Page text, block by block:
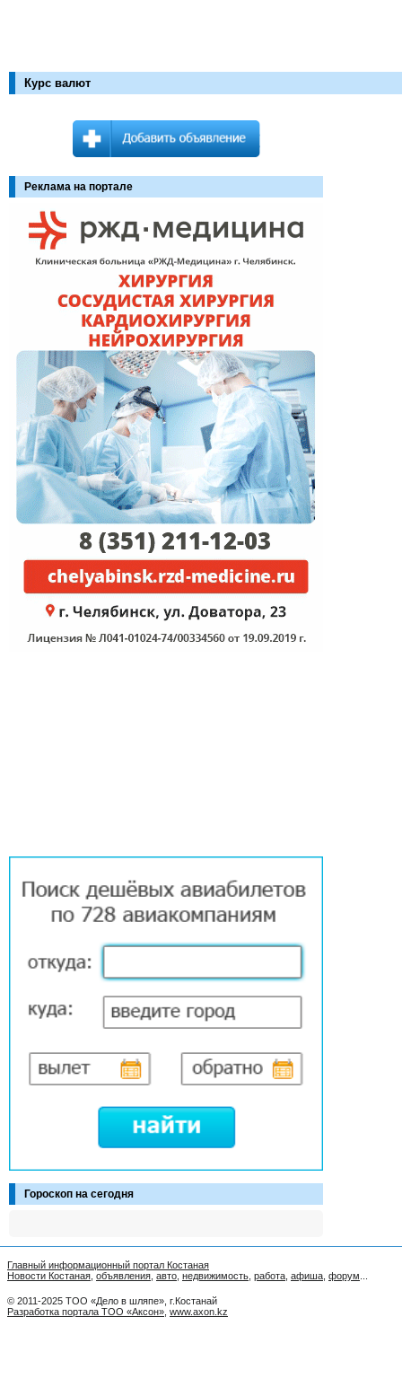
Курс валют
Реклама на портале
Гороскоп на сегодня
Главный информационный портал Костаная
Новости Костаная объявления авто недвижимость работа афиша форум
© 2011-2025 ТОО «Дело в шляпе», г.Костанай
Разработка портала ТОО «Аксон» www.axon.kz